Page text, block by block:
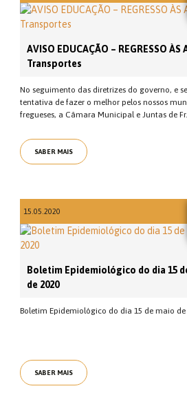
AVISO EDUCAÇÃO – REGRESSO ÀS
Transportes
No seguimento das diretrizes do governo, e
tentativa de fazer o melhor pelos nossos
fregueses, a Câmara Municipal e Juntas de
SABER MAIS
15.05.2020
Boletim Epidemiológico do dia 15
de 2020
Boletim Epidemiológico do dia 15 de maio de
SABER MAIS